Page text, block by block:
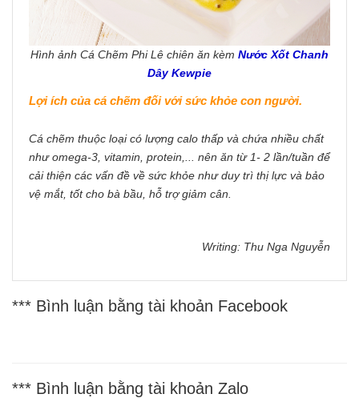
Hình ảnh Cá Chẽm Phi Lê chiên ăn kèm Nước Xốt Chanh
Dây Kewpie
Lợi ích của cá chẽm đối với sức khỏe con người.
Cá chẽm thuộc loại có lượng calo thấp và chứa nhiều chất
như omega-3, vitamin, protein,... nên ăn từ 1- 2 lần/tuần để
cải thiện các vấn đề về sức khỏe như duy trì thị lực và bảo
vệ mắt, tốt cho bà bầu, hỗ trợ giảm cân.
Writing: Thu Nga Nguyễn
*** Bình luận bằng tài khoản Facebook
*** Bình luận bằng tài khoản Zalo